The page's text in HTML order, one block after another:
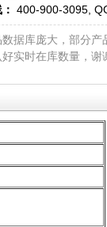
400-900-3095,
数据库庞大，部分
好实时在库数量，谢